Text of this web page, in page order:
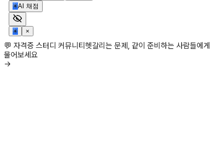
✳AI 채점
✳ ×
💬 자격증 스터디 커뮤니티헷갈리는 문제, 같이 준비하는 사람들에게
물어보세요
→